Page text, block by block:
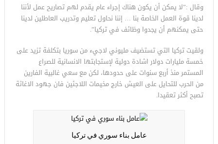
وقال :”لا يمكن أن يكون هناك إجراء عام يقدم لهم تصاريح عمل لأننا
لدينا قوة العمل الخاصة بنا … إننا نحاول تعليم وتدريب العاطلين لدينا
حتى يمكنهم أن يجدوا وظائف في تركيا”.
ولقيت تركيا التي تستضيف مليوني لاجيء من سوريا بتكلفة تزيد على
خمسة مليارات دولار اشادة دولية لإستجابتها الانسانية للصراع
المستمر منذ أربع سنوات على حدودها، لكن مع سعي غالبية الفارين
من الحرب للتحايل على العيش خارج مخيمات اللاجئين فان جهود الاغاثة
تصبح أكثر تعقيدا.
عامل بناء سوري في تركيا